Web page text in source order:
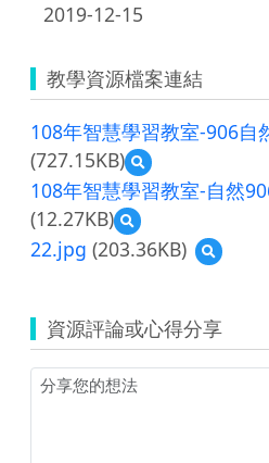
2019-12-15
教學資源檔案連結
108年智慧學習教室-906自
(727.15KB)
預
覽
108
智
教
室-906
自
108年智慧學習教室-自然
(12.27KB)
預
覽
108
慧
學
習
教
22.jpg (203.36KB)
預
覽
資源評論或心得分享